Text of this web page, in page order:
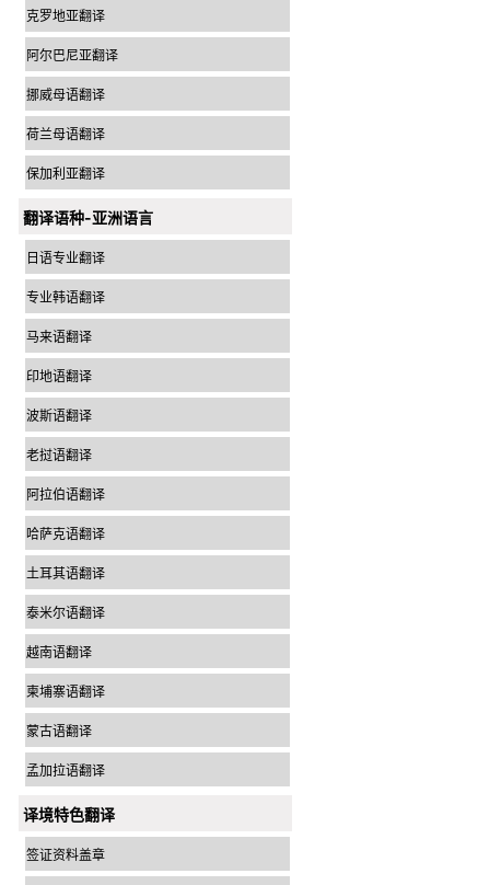
克罗地亚翻译
阿尔巴尼亚翻译
挪威母语翻译
荷兰母语翻译
保加利亚翻译
翻译语种-亚洲语言
日语专业翻译
专业韩语翻译
马来语翻译
印地语翻译
波斯语翻译
老挝语翻译
阿拉伯语翻译
哈萨克语翻译
土耳其语翻译
泰米尔语翻译
越南语翻译
柬埔寨语翻译
蒙古语翻译
孟加拉语翻译
译境特色翻译
签证资料盖章